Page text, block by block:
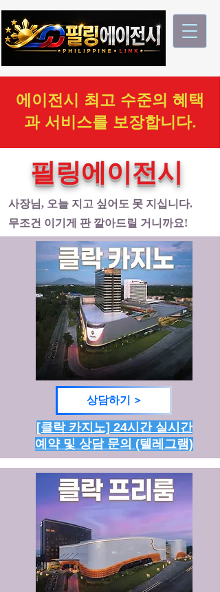
에이전시 최고 수준의 혜택
과 서비스를 보장합니다.
필링에이전시
사장님, 오늘 지고 싶어도 못 지십니다.
무조건 이기게 판 깔아드릴 거니까요!
상담하기 >
[클락 카지노] 24시간 실시간
예약 및 상담 문의 (텔레그램)